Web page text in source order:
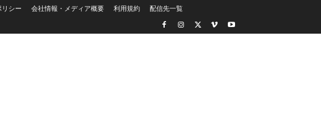
シー 会社情報・メディア概要 利用規約 配信先一覧